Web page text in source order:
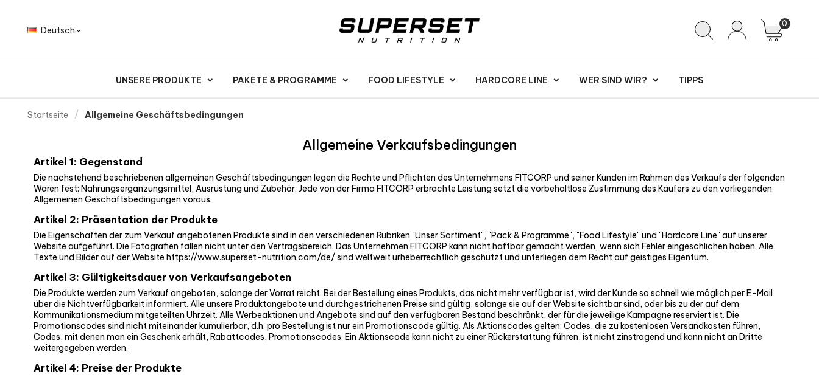
Deutsch 
0
UNSERE PRODUKTE PAKETE & PROGRAMME FOOD LIFESTYLE HARDCORE LINE WER SIND WIR? TIPPS
Startseite Allgemeine Geschäftsbedingungen
Allgemeine Verkaufsbedingungen
Artikel 1: Gegenstand
Die nachstehend beschriebenen allgemeinen Geschäftsbedingungen legen die Rechte und Pflichten des Unternehmens FITCORP und seiner Kunden im Rahmen des Verkaufs der folgenden
Waren fest: Nahrungsergänzungsmittel, Ausrüstung und Zubehör. Jede von der Firma FITCORP erbrachte Leistung setzt die vorbehaltlose Zustimmung des Käufers zu den vorliegenden
Allgemeinen Geschäftsbedingungen voraus.
Artikel 2: Präsentation der Produkte
Die Eigenschaften der zum Verkauf angebotenen Produkte sind in den verschiedenen Rubriken "Unser Sortiment", "Pack & Programme", "Food Lifestyle" und "Hardcore Line" auf unserer
Website aufgeführt. Die Fotografien fallen nicht unter den Vertragsbereich. Das Unternehmen FITCORP kann nicht haftbar gemacht werden, wenn sich Fehler eingeschlichen haben. Alle
Texte und Bilder auf der Website https://www.superset-nutrition.com/de/ sind weltweit urheberrechtlich geschützt und unterliegen dem Recht auf geistiges Eigentum.
Artikel 3: Gültigkeitsdauer von Verkaufsangeboten
Die Produkte werden zum Verkauf angeboten, solange der Vorrat reicht. Bei der Bestellung eines Produkts, das nicht mehr verfügbar ist, wird der Kunde so schnell wie möglich per E-Mail
über die Nichtverfügbarkeit informiert. Alle unsere Produktangebote und durchgestrichenen Preise sind gültig, solange sie auf der Website sichtbar sind, oder bis zu der auf dem
Kommunikationsmedium mitgeteilten Uhrzeit. Alle Werbeaktionen und Angebote sind auf den verfügbaren Bestand beschränkt, der für die jeweilige Kampagne reserviert ist. Die
Promotionscodes sind nicht miteinander kumulierbar, d.h. pro Bestellung ist nur ein Promotionscode gültig. Als Aktionscodes gelten: Codes, die zu kostenlosen Versandkosten führen,
Codes, mit denen man ein Geschenk erhält, Rabattcodes, Promotionscodes. Ein Aktionscode kann nicht zu einer Rückerstattung führen, ist nicht zinstragend und kann nicht an Dritte
weitergegeben werden.
Artikel 4: Preise der Produkte